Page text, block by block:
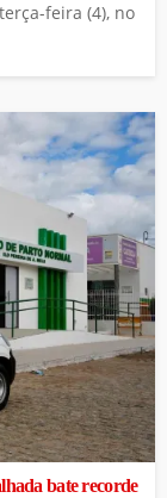
feira (4), no
bate recorde